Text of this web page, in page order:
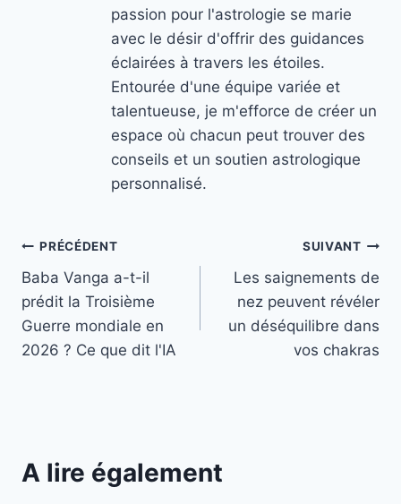
passion pour l'astrologie se marie
avec le désir d'offrir des guidances
éclairées à travers les étoiles.
Entourée d'une équipe variée et
talentueuse, je m'efforce de créer un
espace où chacun peut trouver des
conseils et un soutien astrologique
personnalisé.
Navigation
de
l’article
PRÉCÉDENT
Baba Vanga a-t-il
prédit la Troisième
Guerre mondiale en
2026 ? Ce que dit l'IA
SUIVANT
Les saignements de
nez peuvent révéler
un déséquilibre dans
vos chakras
A lire également